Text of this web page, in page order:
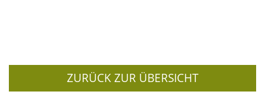
ZURÜCK ZUR ÜBERSICHT